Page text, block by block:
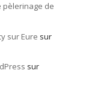
pèlerinage de
sur Eure sur
sur